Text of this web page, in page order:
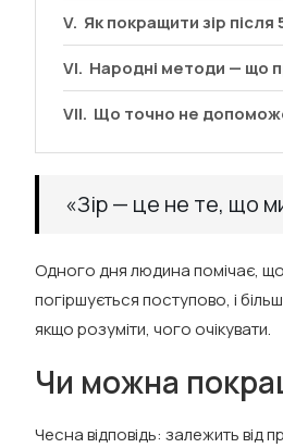
Як покращити зір після
Народні методи — що
Що точно не
«Зір — це не те, що
Одного дня людина помічає,
погіршується поступово, і
якщо розуміти, чого очікувати.
Чи можна
Чесна відповідь: залежить